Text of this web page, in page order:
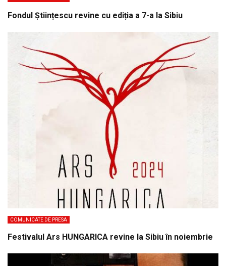
Fondul Științescu revine cu ediția a 7-a la Sibiu
COMUNICATE DE PRESA
Festivalul Ars HUNGARICA revine la Sibiu în noiembrie